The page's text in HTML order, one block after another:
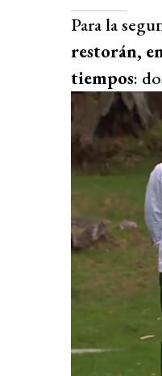
Para la
restorán,
tiempos: